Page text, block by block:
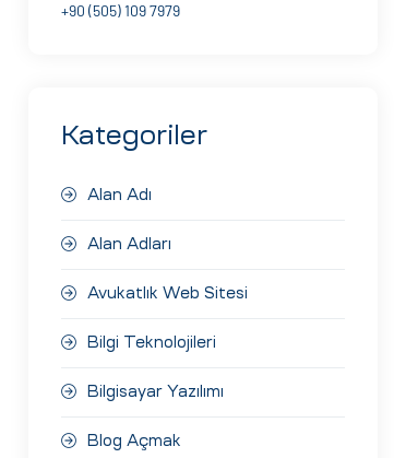
+90 (505) 109 7979
Kategoriler
Alan Adı
Alan Adları
Avukatlık Web Sitesi
Bilgi Teknolojileri
Bilgisayar Yazılımı
Blog Açmak